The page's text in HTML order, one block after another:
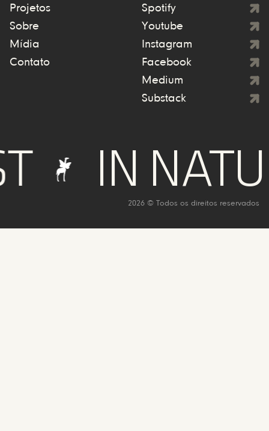
Projetos
Sobre
Mídia
Contato
Spotify
Youtube
Instagram
Facebook
Medium
Substack
IN NATURE
2026 © Todos os direitos reservados